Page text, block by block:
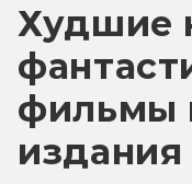
Худшие
фильмы